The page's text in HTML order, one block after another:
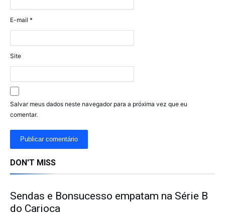
E-mail *
Site
Salvar meus dados neste navegador para a próxima vez que eu
comentar.
DON'T MISS
Sendas e Bonsucesso empatam na Série B
do Carioca